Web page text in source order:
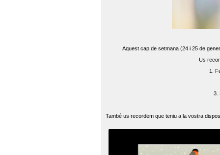
Aquest cap de setmana (24 i 25 de
Us
1.
3.
També us recordem que teniu a la vostra